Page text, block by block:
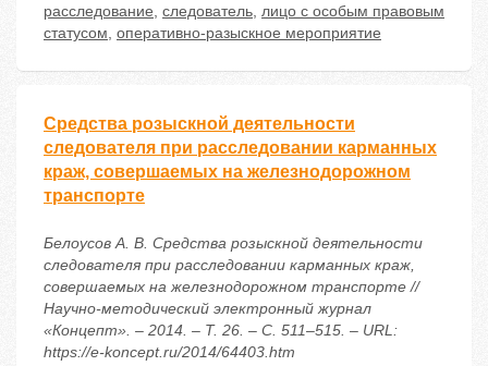
расследование, следователь, лицо с особым правовым
статусом, оперативно-разыскное мероприятие
Средства розыскной деятельности
следователя при расследовании карманных
краж, совершаемых на железнодорожном
транспорте
Белоусов А. В. Средства розыскной деятельности
следователя при расследовании карманных краж,
совершаемых на железнодорожном транспорте //
Научно-методический электронный журнал
«Концепт». – 2014. – Т. 26. – С. 511–515. – URL:
https://e-koncept.ru/2014/64403.htm